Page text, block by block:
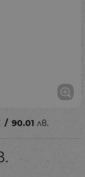
/ 90.01 лв.